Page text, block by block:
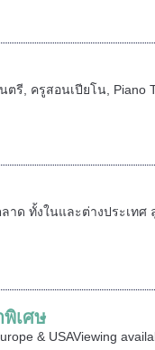
รี, ครูสอนเปียโน, Piano
ด ทั้งในและต่างประเทศ
เศษ
& USAViewing